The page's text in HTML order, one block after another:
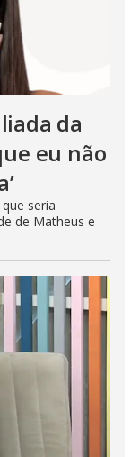
da
eu não
seria
de Matheus e